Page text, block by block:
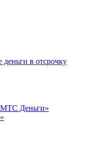
в отсрочку
Деньги»